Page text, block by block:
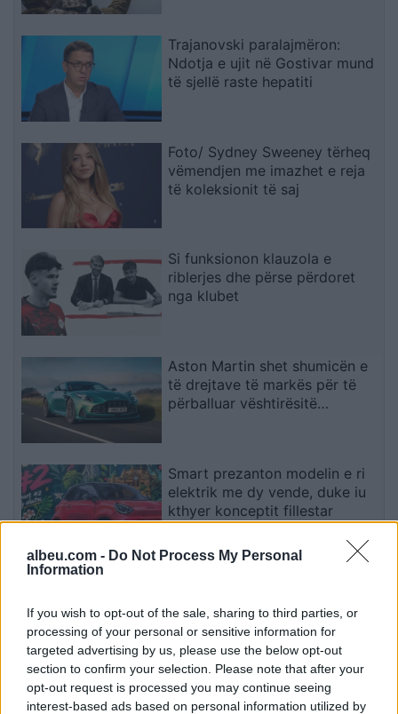
albeu.com - Do Not Process My Personal
Information
If you wish to opt-out of the sale, sharing to third parties, or
processing of your personal or sensitive information for
targeted advertising by us, please use the below opt-out
section to confirm your selection. Please note that after your
opt-out request is processed you may continue seeing
interest-based ads based on personal information utilized by
Trajanovski paralajmëron:
Ndotja e ujit në Gostivar mund
të sjellë raste hepatiti
Foto/ Sydney Sweeney tërheq
vëmendjen me imazhet e reja
të koleksionit të saj
Si funksionon klauzola e
riblerjes dhe përse përdoret
nga klubet
Aston Martin shet shumicën e
të drejtave të markës për të
përballuar vështirësitë
Smart prezanton modelin e ri
elektrik me dy vende, duke iu
kthyer konceptit fillestar